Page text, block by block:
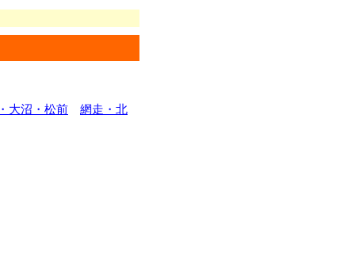
大沼・松前
網走・北